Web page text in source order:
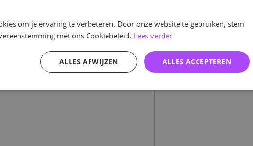
om je ervaring te verbeteren. Door onze website te gebruiken, stem
met ons Cookiebeleid. Lees verder
ALLES ACCEPTEREN
ALLES AFWIJZEN